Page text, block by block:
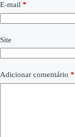
E-mail *
Site
Adicionar comentário *